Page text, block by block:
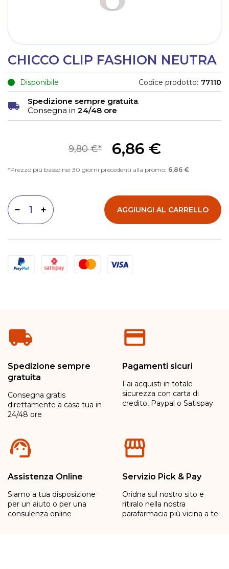
CHICCO CLIP FASHION NEUTRA
Disponibile Codice prodotto 77110
Spedizione sempre gratuita.
Consegna in 24/48 ore
6,86 €
9,80 €
Prezzo più basso nei 30 giorni precedenti alla promo: 6,86 €
Aumenta quantità
Diminuisci quantità AGGIUNGI AL CARRELLO
Metodi di pagamento
Spedizione sempre
gratuita
Consegna gratis
direttamente a casa tua in
24/48 ore
Pagamenti sicuri
Fai acquisti in totale
sicurezza con carta di
credito, Paypal o Satispay
Assistenza Online
Siamo a tua disposizione
per un aiuto o per una
consulenza online
Servizio Pick & Pay
Oridna sul nostro sito e
ritiralo nella nostra
parafarmacia più vicina a te